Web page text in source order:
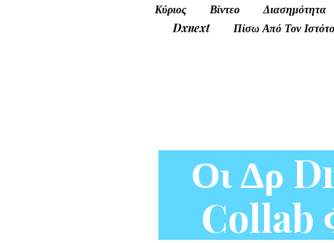
Κύριος Βίντεο
Διασημότητα
Dxnext
Πίσω Από Τον
Οι Δρ
Collab